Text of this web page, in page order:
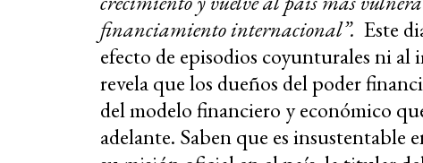
financiamiento internacional”. Este
efecto de episodios coyunturales ni al
revela que los dueños del poder
del modelo financiero y económico
adelante. Saben que es insustentable